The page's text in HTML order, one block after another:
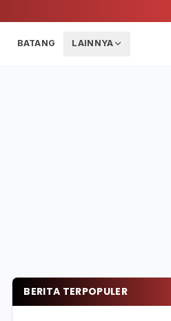
BATANG LAINNYA
BERITA TERPOPULER